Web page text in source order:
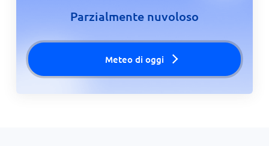
Parzialmente nuvoloso
Meteo di oggi